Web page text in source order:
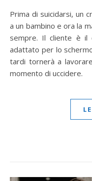
Prima di suicidarsi, un criminale rivela dei pericolosi segreti
a un bambino e ora la
sempre. Il cliente è il
adattato per lo
tardi tornerà a
momento di uccidere.